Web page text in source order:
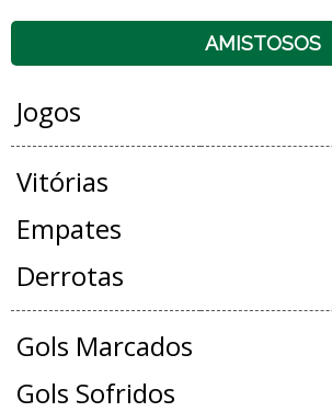
AMISTOSOS
Jogos
Vitórias
Empates
Derrotas
Gols Marcados
Gols Sofridos